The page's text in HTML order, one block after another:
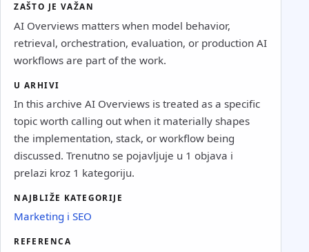
ZAŠTO JE VAŽAN
AI Overviews matters when model behavior,
retrieval, orchestration, evaluation, or production AI
workflows are part of the work.
U ARHIVI
In this archive AI Overviews is treated as a specific
topic worth calling out when it materially shapes
the implementation, stack, or workflow being
discussed. Trenutno se pojavljuje u 1 objava i
prelazi kroz 1 kategoriju.
NAJBLIŽE KATEGORIJE
Marketing i SEO
REFERENCA